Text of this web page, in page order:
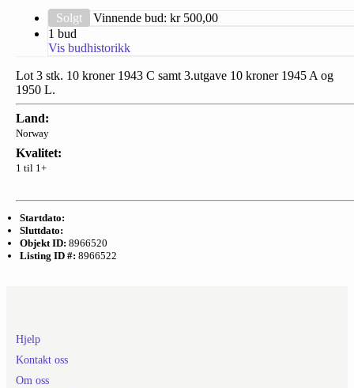
Solgt Vinnende bud: kr 500,00
1 bud
Vis budhistorikk
Lot 3 stk. 10 kroner 1943 C samt 3.utgave 10 kroner 1945 A og
1950 L.
Land:
Norway
Kvalitet:
1 til 1+
Startdato:
Sluttdato:
Objekt ID: 8966520
Listing ID #: 8966522
Hjelp
Kontakt oss
Om oss